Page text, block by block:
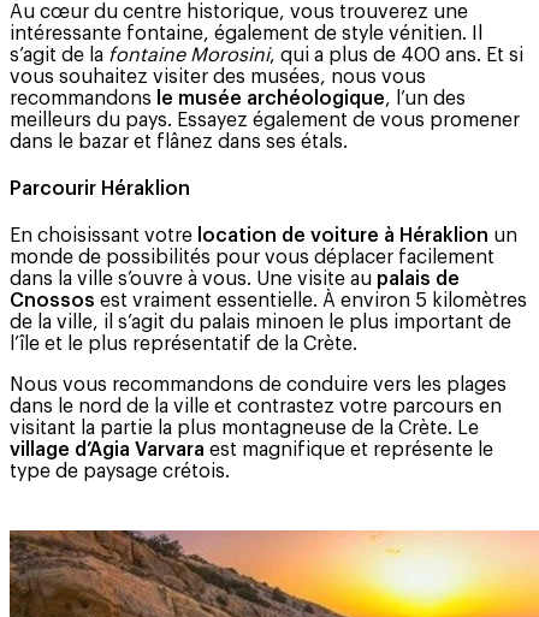
Au cœur du centre historique, vous trouverez une
intéressante fontaine, également de style vénitien. Il
s’agit de la fontaine Morosini, qui a plus de 400 ans. Et si
vous souhaitez visiter des musées, nous vous
recommandons
le musée archéologique, l’un des
meilleurs du pays. Essayez également de vous promener
dans le bazar et flânez dans ses étals.
Parcourir Héraklion
En choisissant votre location de voiture à Héraklion un
monde de possibilités pour vous déplacer facilement
dans la ville s’ouvre à vous. Une visite au palais de
Cnossos est vraiment essentielle. À environ 5 kilomètres
de la ville, il s’agit du palais minoen le plus important de
l’île et le plus représentatif de la Crète.
Nous vous recommandons de conduire vers les plages
dans le nord de la ville et contrastez votre parcours en
visitant la partie la plus montagneuse de la Crète. Le
village d’Agia Varvara est magnifique et représente le
type de paysage crétois.